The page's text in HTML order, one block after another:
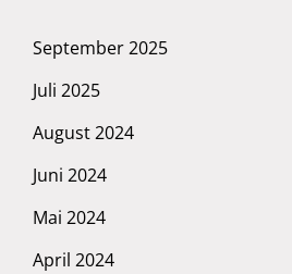
September 2025
Juli 2025
August 2024
Juni 2024
Mai 2024
April 2024